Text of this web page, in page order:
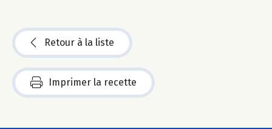
Retour à la liste
Imprimer la recette